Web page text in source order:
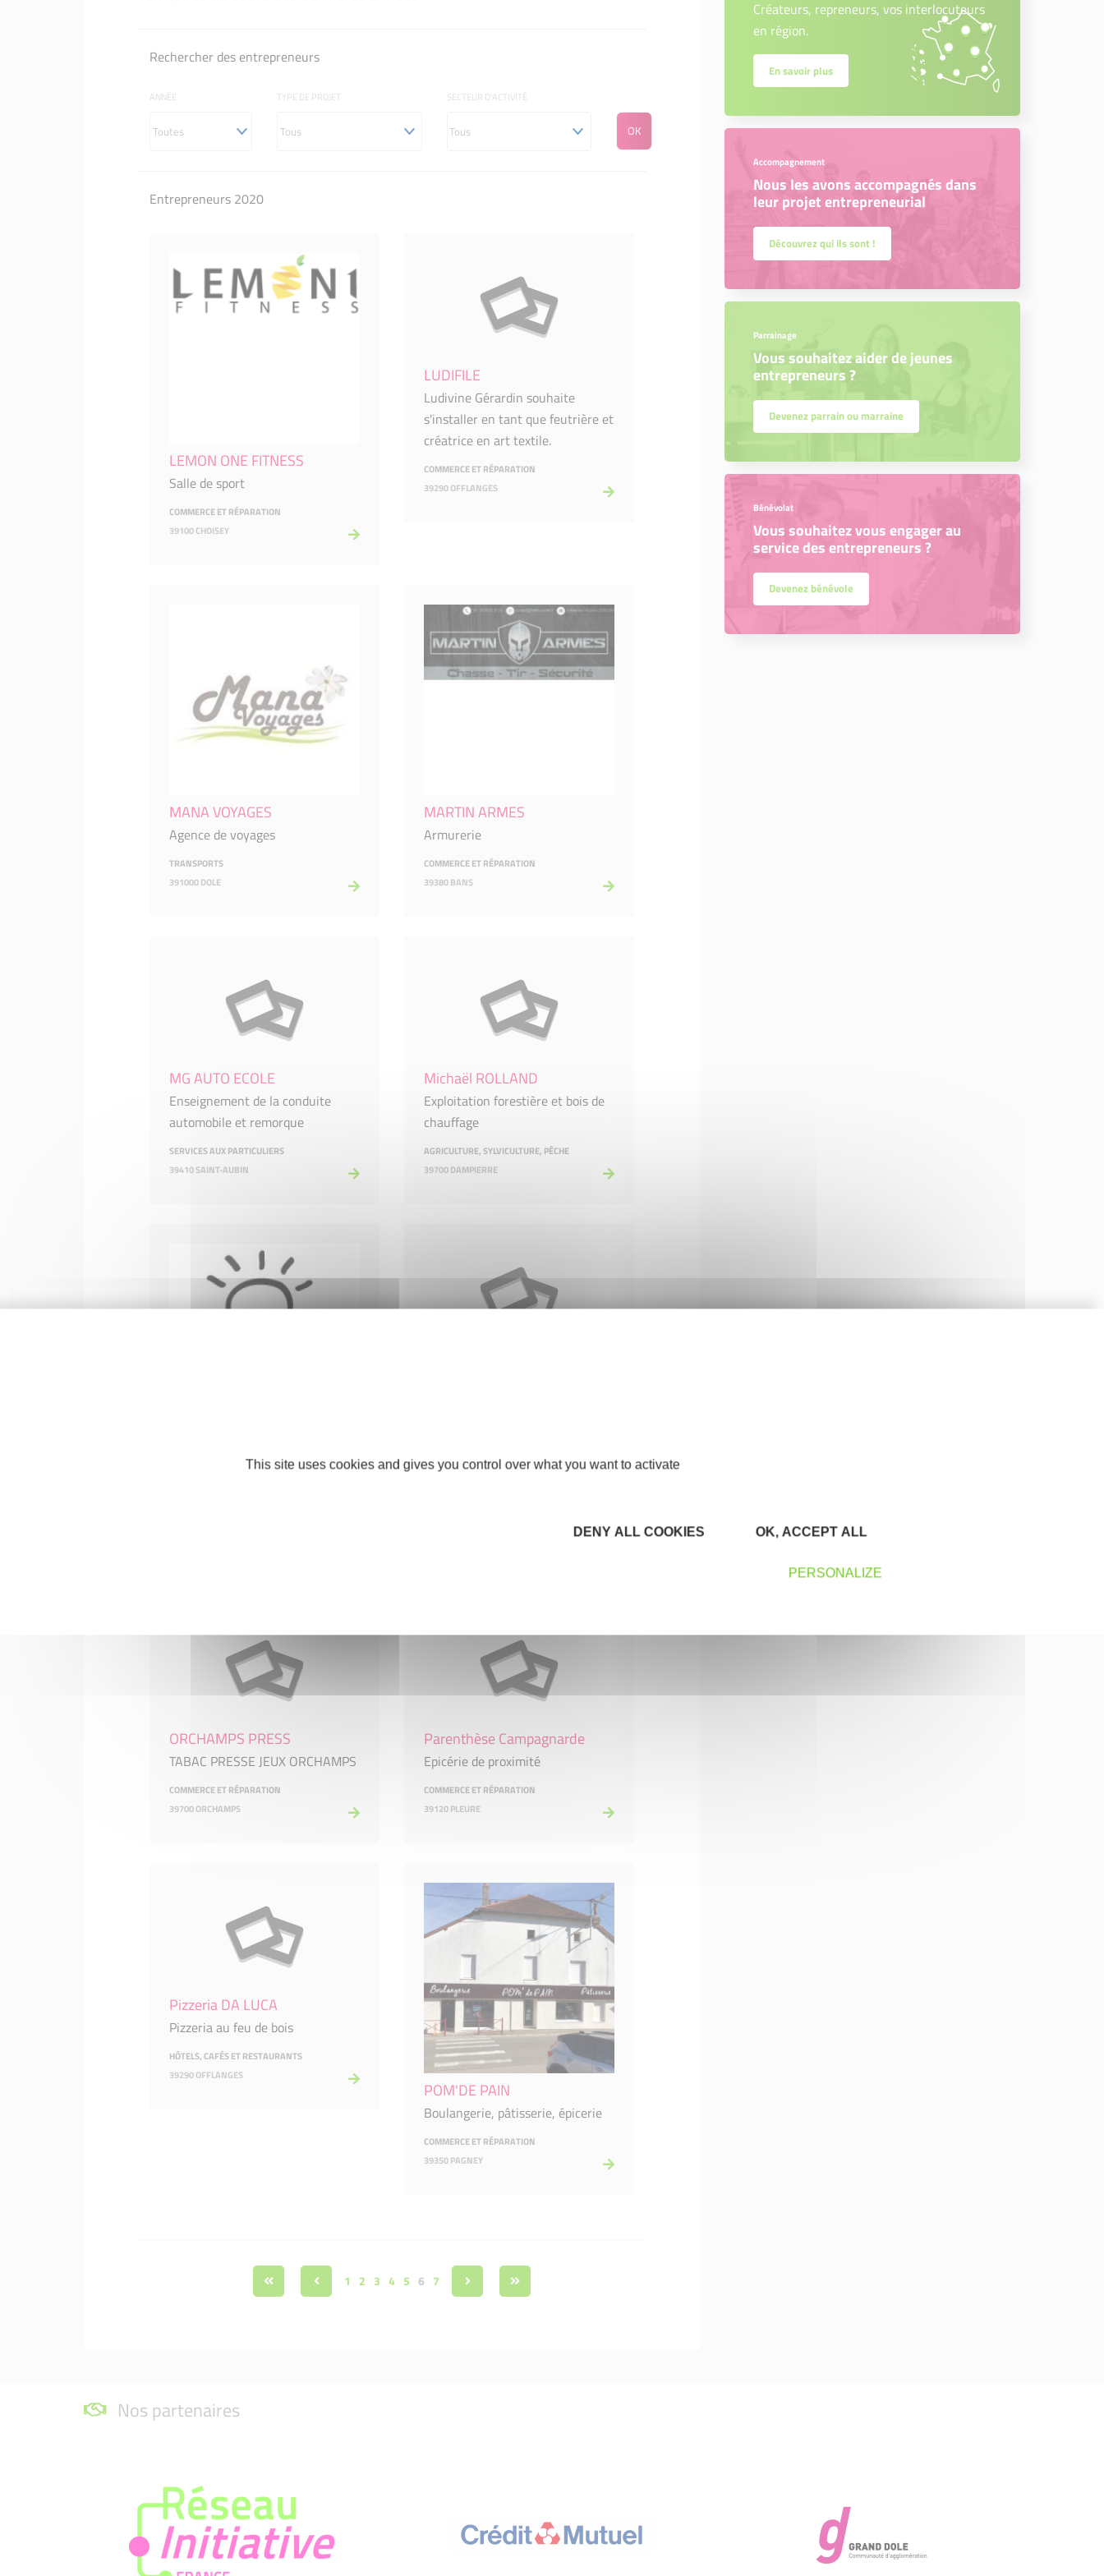
S'outiller pour bien démarrer
Rechercher des entrepreneurs
ANNÉE TYPE DE PROJET SECTEUR D'ACTIVITÉ
Entrepreneurs 2020
LEMON ONE FITNESS
Salle de sport
COMMERCE ET RÉPARATION
39100 CHOISEY
LUDIFILE
Ludivine Gérardin souhaite
s'installer en tant que feutrière et
créatrice en art textile.
COMMERCE ET RÉPARATION
39290 OFFLANGES
MANA VOYAGES
Agence de voyages
TRANSPORTS
391000 DOLE
MARTIN ARMES
Armurerie
COMMERCE ET RÉPARATION
39380 BANS
MG AUTO ECOLE
Enseignement de la conduite
automobile et remorque
SERVICES AUX PARTICULIERS
39410 SAINT-AUBIN
Michaël ROLLAND
Exploitation forestière et bois de
chauffage
AGRICULTURE, SYLVICULTURE, PÊCHE
39700 DAMPIERRE
Conseils et solutions de jardinage
ORCHAMPS PRESS
TABAC PRESSE JEUX ORCHAMPS
COMMERCE ET RÉPARATION
39700 ORCHAMPS
Parenthèse Campagnarde
Epicérie de proximité
COMMERCE ET RÉPARATION
39120 PLEURE
Pizzeria DA LUCA
Pizzeria au feu de bois
HÔTELS, CAFÉS ET RESTAURANTS
39290 OFFLANGES
POM'DE PAIN
Boulangerie, pâtisserie, épicerie
COMMERCE ET RÉPARATION
39350 PAGNEY
1 2 3 4 5 6 7
Créateurs, repreneurs, vos interlocuteurs
en région.
En savoir plus
Accompagnement
Nous les avons accompagnés dans
leur projet entrepreneurial
Découvrez qui ils sont !
Parrainage
Vous souhaitez aider de jeunes
entrepreneurs ?
Devenez parrain ou marraine
Bénévolat
Vous souhaitez vous engager au
service des entrepreneurs ?
Devenez bénévole
Nos partenaires
This site uses cookies and gives you control over what you want to activate
OK, ACCEPT ALL
DENY ALL COOKIES
PERSONALIZE